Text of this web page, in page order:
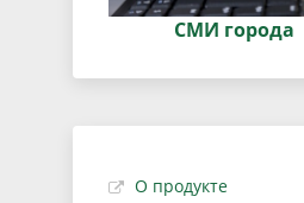
СМИ города
О продукте